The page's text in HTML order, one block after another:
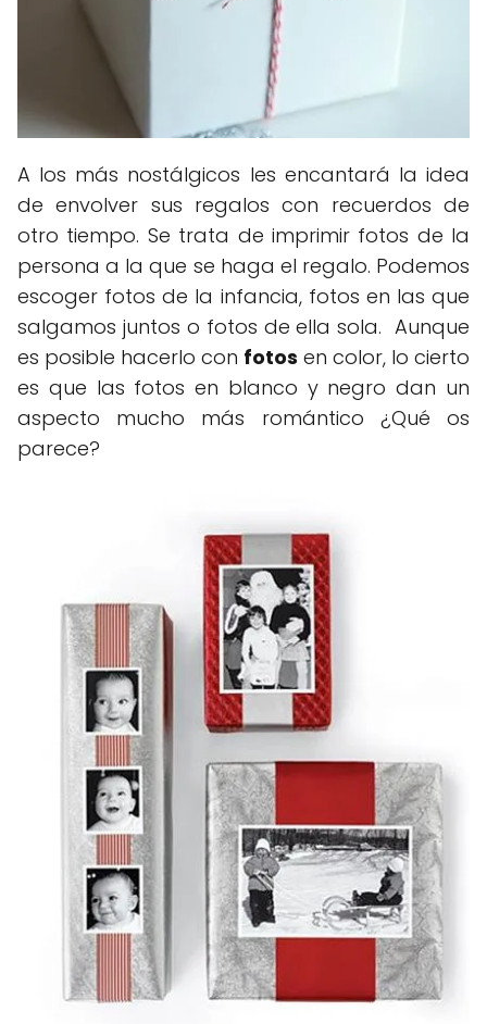
A los más nostálgicos les encantará la idea
de envolver sus regalos con recuerdos de
otro tiempo. Se trata de imprimir fotos de la
persona a la que se haga el regalo. Podemos
escoger fotos de la infancia, fotos en las que
salgamos juntos o fotos de ella sola. Aunque
es posible hacerlo con fotos en color, lo cierto
es que las fotos en blanco y negro dan un
aspecto mucho más romántico ¿Qué os
parece?